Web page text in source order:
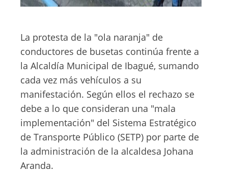
La protesta de la "ola naranja" de
conductores de busetas continúa frente a
la Alcaldía Municipal de Ibagué, sumando
cada vez más vehículos a su
manifestación. Según ellos el rechazo se
debe a lo que consideran una "mala
implementación" del Sistema Estratégico
de Transporte Público (SETP) por parte de
la administración de la alcaldesa Johana
Aranda.